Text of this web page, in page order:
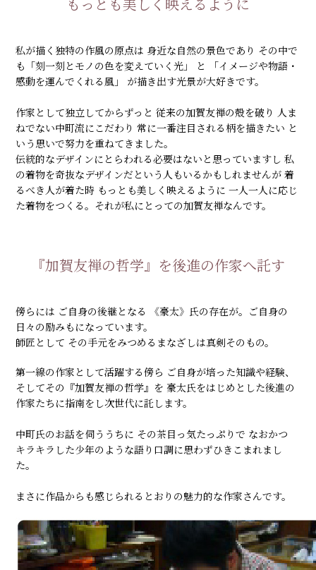
私が描く独特の作風の原点は 身近な自然の景色であり その中で
も「刻一刻とモノの色を変えていく光」 と 「イメージや物語・
感動を運んでくれる風」 が描き出す光景が大好きです。
作家として独立してからずっと 従来の加賀友禅の殻を破り 人ま
ねでない中町流にこだわり 常に一番注目される柄を描きたい と
いう思いで努力を重ねてきました。
伝統的なデザインにとらわれる必要はないと思っていますし 私
の着物を奇抜なデザインだという人もいるかもしれませんが 着
るべき人が着た時 もっとも美しく映えるように 一人一人に応じ
た着物をつくる。それが私にとっての加賀友禅なんです。
『加賀友禅の哲学』を後進の作家へ託す
傍らには ご自身の後継となる 《豪太》氏の存在が。ご自身の
日々の励みもになっています。
師匠として その手元をみつめるまなざしは真剣そのもの。
第一線の作家として活躍する傍ら ご自身が培った知識や経験、
そしてその『加賀友禅の哲学』を 豪太氏をはじめとした後進の
作家たちに指南をし次世代に託します。
中町氏のお話を伺ううちに その茶目っ気たっぷりで なおかつ
キラキラした少年のような語り口調に思わずひきこまれまし
た。
まさに作品からも感じられるとおりの魅力的な作家さんです。